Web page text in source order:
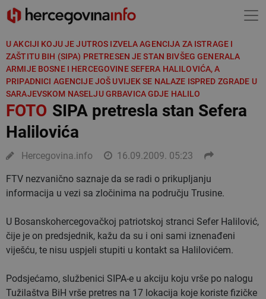
U AKCIJI KOJU JE JUTROS IZVELA AGENCIJA ZA ISTRAGE I
ZAŠTITU BIH (SIPA) PRETRESEN JE STAN BIVŠEG GENERALA
ARMIJE BOSNE I HERCEGOVINE SEFERA HALILOVIĆA, A
PRIPADNICI AGENCIJE JOŠ UVIJEK SE NALAZE ISPRED ZGRADE U
SARAJEVSKOM NASELJU GRBAVICA GDJE HALILO
FOTOSIPA pretresla stan Sefera
Halilovića
Hercegovina.info 16.09.2009. 05:23
FTV nezvanično saznaje da se radi o prikupljanju
informacija u vezi sa zločinima na području Trusine.
U Bosanskohercegovačkoj patriotskoj stranci Sefer Halilović,
čije je on predsjednik, kažu da su i oni sami iznenađeni
viješću, te nisu uspjeli stupiti u kontakt sa Halilovićem.
Podsjećamo, službenici SIPA-e u akciju koju vrše po nalogu
Tužilaštva BiH vrše pretres na 17 lokacija koje koriste fizičke